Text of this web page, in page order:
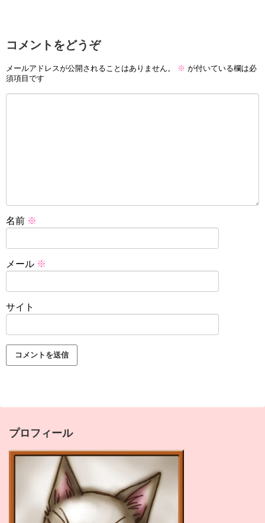
コメントをどうぞ
メールアドレスが公開されることはありません。 ※ が付いている欄は必
須項目です
名前 ※
メール ※
サイト
プロフィール